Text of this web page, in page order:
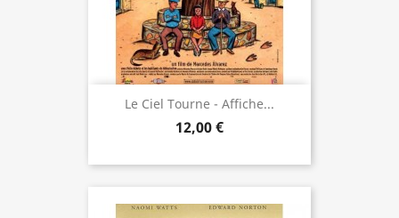
Le Ciel Tourne - Affiche...
12,00 €